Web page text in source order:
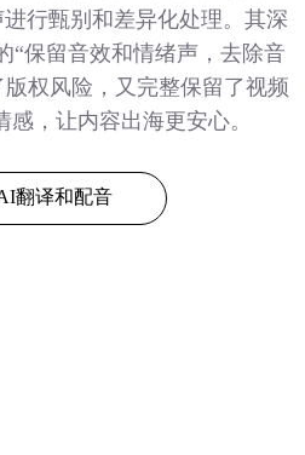
行甄别和差异化处理。其深
“保留音效和情绪声，去除音
权风险，又完整保留了视频
，让内容出海更安心。
翻译和配音